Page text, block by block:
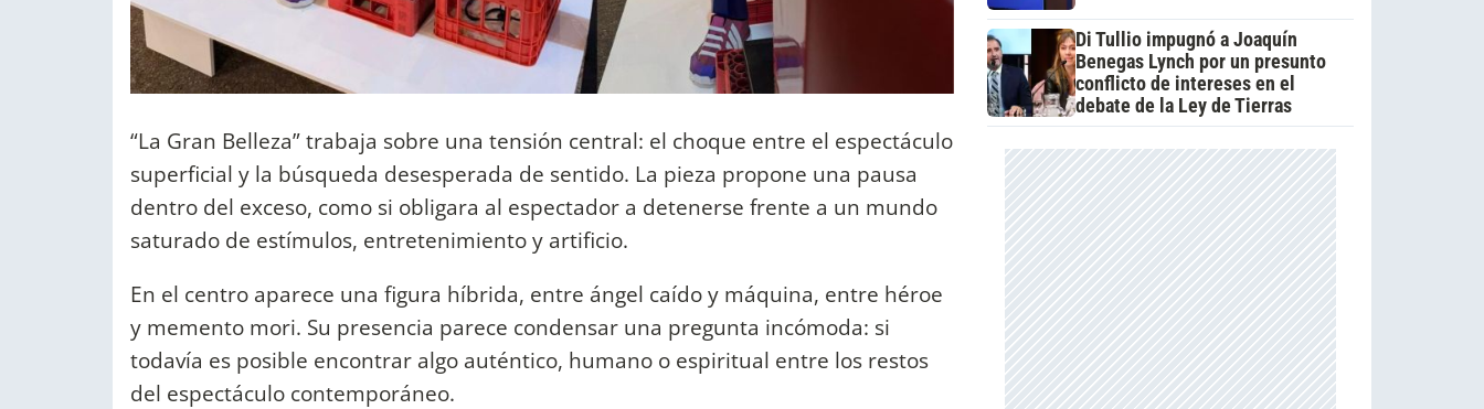
“La Gran Belleza” trabaja sobre una tensión central: el choque entre el espectáculo
superficial y la búsqueda desesperada de sentido. La pieza propone una pausa
dentro del exceso, como si obligara al espectador a detenerse frente a un mundo
saturado de estímulos, entretenimiento y artificio.
En el centro aparece una figura híbrida, entre ángel caído y máquina, entre héroe
y memento mori. Su presencia parece condensar una pregunta incómoda: si
todavía es posible encontrar algo auténtico, humano o espiritual entre los restos
del espectáculo contemporáneo.
Di Tullio impugnó a Joaquín
Benegas Lynch por un presunto
conflicto de intereses en el
debate de la Ley de Tierras